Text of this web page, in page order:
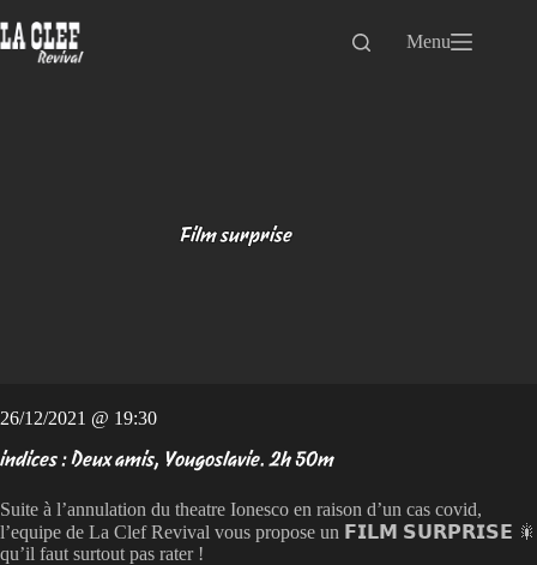
au
contenu
Menu
Film surprise
26/12/2021 @ 19:30
indices : Deux amis, Yougoslavie. 2h 50m
Suite à l’annulation du theatre Ionesco en raison d’un cas covid,
l’equipe de La Clef Revival vous propose un 𝗙𝗜𝗟𝗠 𝗦𝗨𝗥𝗣𝗥𝗜𝗦𝗘 🎇
qu’il faut surtout pas rater !